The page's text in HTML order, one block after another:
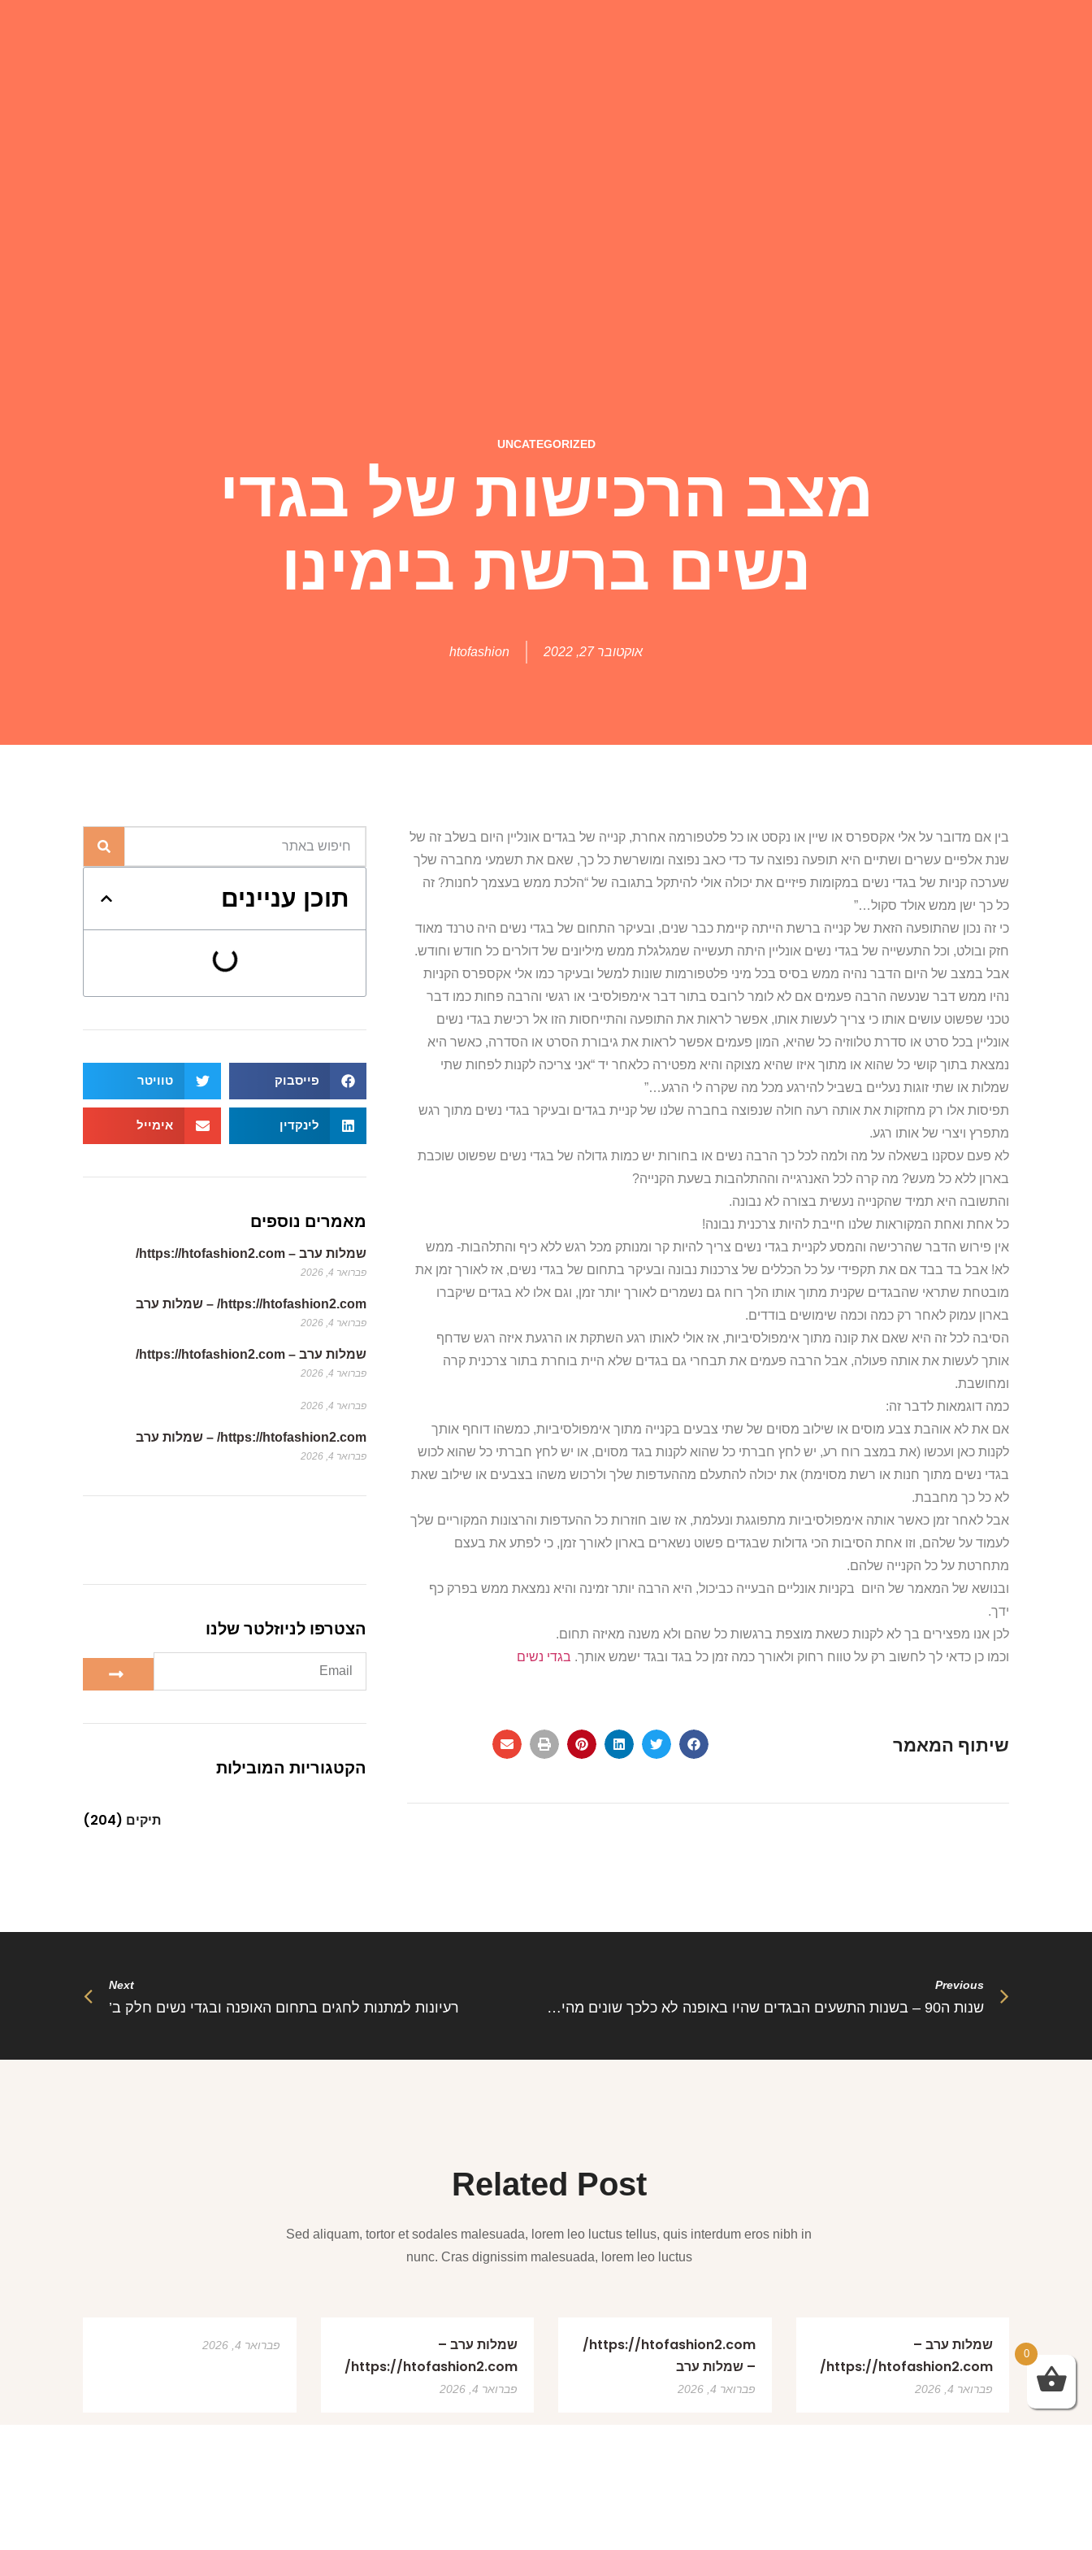
UNCATEGORIZED
מצב הרכישות של בגדי
נשים ברשת בימינו
אוקטובר 27, 2022 htofashion
בין אם מדובר על אלי אקספרס או שיין או נקסט או כל פלטפורמה אחרת, קנייה של בגדים אונליין היום בשלב זה של
שנת אלפיים עשרים ושתיים היא תופעה נפוצה עד כדי כאב נפוצה ומושרשת כל כך, שאם את תשמעי מחברה שלך
שערכה קניות של בגדי נשים במקומות פיזיים את יכולה אולי להיתקל בתגובה של “הלכת ממש בעצמך לחנות? זה
כל כך ישן ממש אולד סקול…”
כי זה נכון שהתופעה הזאת של קנייה ברשת הייתה קיימת כבר שנים, ובעיקר התחום של בגדי נשים היה טרנד מאוד
חזק ובולט, וכל התעשייה של בגדי נשים אונליין היתה תעשייה שמגלגלת ממש מיליונים של דולרים כל חודש וחודש.
אבל במצב של היום הדבר נהיה ממש בסיס בכל מיני פלטפורמות שונות למשל ובעיקר כמו אלי אקספרס הקניות
נהיו ממש דבר שנעשה הרבה פעמים אם לא לומר לרובס בתור דבר אימפולסיבי או רגשי והרבה פחות כמו דבר
טכני שפשוט עושים אותו כי צריך לעשות אותו, אפשר לראות את התופעה והתייחסות הזו אל רכישת בגדי נשים
אונליין בכל סרט או סדרת טלווזיה כל שהיא, המון פעמים אפשר לראות את גיבורת הסרט או הסדרה, כאשר היא
נמצאת בתוך קושי כל שהוא או מתוך איזו שהיא מצוקה והיא מפטירה כלאחר יד “אני צריכה לקנות לפחות שתי
שמלות או שתי זוגות נעליים בשביל להירגע מכל מה שקרה לי הרגע…”
תפיסות אלו רק מחזקות את אותה רעה חולה שנפוצה בחברה שלנו של קניית בגדים ובעיקר בגדי נשים מתוך רגש
מתפרץ ויצרי של אותו רגע.
לא פעם עסקנו בשאלה על מה ולמה לכל כך הרבה נשים או בחורות יש כמות גדולה של בגדי נשים שפשוט שוכבת
בארון ללא כל מעש? מה קרה לכל האנרגייה וההתלהבות בשעת הקנייה?
והתשובה היא תמיד שהקנייה נעשית בצורה לא נבונה.
כל אחת ואחת המקוראות שלנו חייבת להיות צרכנית נבונה!
אין פירוש הדבר שהרכישה והמסע לקניית בגדי נשים צריך להיות קר ומנותק מכל רגש ללא כיף והתלהבות- ממש
לא! אבל בד בבד אם את תקפידי על כל הכללים של צרכנות נבונה ובעיקר בתחום של בגדי נשים, אז לאורך זמן את
מובטחת שתראי שהבגדים שקנית מתוך אותו הלך רוח גם נשמרים לאורך יותר זמן, וגם אלו לא בגדים שיקברו
בארון עמוק לאחר רק כמה וכמה שימושים בודדים.
הסיבה לכל זה היא שאם את קונה מתוך אימפולסיביות, אז אולי לאותו רגע השתקת או הרגעת איזה רגש שדחף
אותך לעשות את אותה פעולה, אבל הרבה פעמים את תבחרי גם בגדים שלא היית בוחרת בתור צרכנית קרה
ומחושבת.
כמה דוגמאות לדבר זה:
אם את לא אוהבת צבע מוסים או שילוב מסוים של שתי צבעים בקנייה מתוך אימפולסיביות, כמשהו דוחף אותך
לקנות כאן ועכשו (את במצב רוח רע, יש לחץ חברתי כל שהוא לקנות בגד מסוים, או יש לחץ חברתי כל שהוא לכוש
בגדי נשים מתוך חנות או רשת מסוימת) את יכולה להתעלם מההעדפות שלך ולרכוש משהו בצבעים או שילוב שאת
לא כל כך מחבבת.
אבל לאחר זמן כאשר אותה אימפולסיביות מתפוגגת ונעלמת, אז שוב חוזרות כל ההעדפות והרצונות המקוריים שלך
לעמוד על שלהם, וזו אחת הסיבות הכי גדולות שבגדים פשוט נשארים בארון לאורך זמן, כי לפתע את בעצם
מתחרטת על כל הקנייה שלהם.
ובנושא של המאמר של היום בקניות אונליים הבעייה כביכול, היא הרבה יותר זמינה והיא נמצאת ממש בפרק כף
ידך.
לכן אנו מפצירים בך לא לקנות כשאת מוצפת ברגשות כל שהם ולא משנה מאיזה תחום.
וכמו כן כדאי לך לחשוב רק על טווח רחוק ולאורך כמה זמן כל בגד ובגד ישמש אותך. בגדי נשים
שיתוף המאמר
תוכן עניינים
פייסבוק טוויטר
לינקדין אימייל
מאמרים נוספים
שמלות ערב – https://htofashion2.com/
פברואר 4, 2026
https://htofashion2.com/ – שמלות ערב
פברואר 4, 2026
שמלות ערב – https://htofashion2.com/
פברואר 4, 2026
פברואר 4, 2026
https://htofashion2.com/ – שמלות ערב
פברואר 4, 2026
הצטרפו לניוזלטר שלנו
הקטגוריות המובילות
תיקים (204)
Previous
שנות ה90 – בשנות התשעים הבגדים שהיו באופנה לא כלכך שונים מהיום , לבשו הרבה ג’ינס חולצות בטן
Next
רעיונות למתנות לחגים בתחום האופנה ובגדי נשים חלק ב’
Related Post
Sed aliquam, tortor et sodales malesuada, lorem leo luctus tellus, quis interdum eros nibh in
nunc. Cras dignissim malesuada, lorem leo luctus
שמלות ערב –
https://htofashion2.com/
פברואר 4, 2026
https://htofashion2.com/
– שמלות ערב
פברואר 4, 2026
שמלות ערב –
https://htofashion2.com/
פברואר 4, 2026
פברואר 4, 2026
0